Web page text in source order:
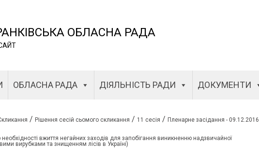
ОБЛАСНА РАДА
ОБЛАСНА РАДА ДІЯЛЬНІСТЬ РАДИ ДОКУМЕНТИ
/ Рішення сесій сьомого скликання / 11 сесія / Пленарне засідання - 09.12.2016
вжиття негайних заходів для запобігання виникненню надзвичайної
вирубками та знищенням лісів в Україні)